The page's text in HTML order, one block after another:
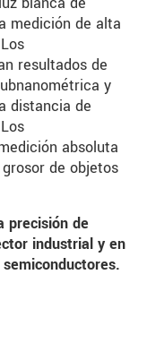
medición de alta
resultados de
y
distancia de
absoluta
de objetos
precisión de
industrial y en